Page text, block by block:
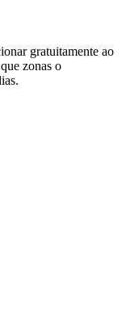
gratuitamente ao
zonas o